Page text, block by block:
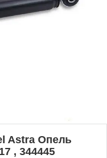
Astra Опель
, 344445